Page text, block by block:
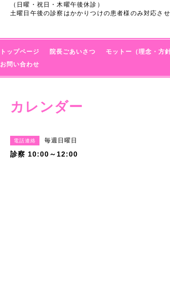
（日曜・祝日・木曜午後休診）
土曜日午後の診察はかかりつけの患者様のみ対応さ
トップページ 院長ごあいさつ モットー（理念・方針
お問い合わせ
カレンダー
電話連絡 毎週日曜日
診察 10:00～12:00